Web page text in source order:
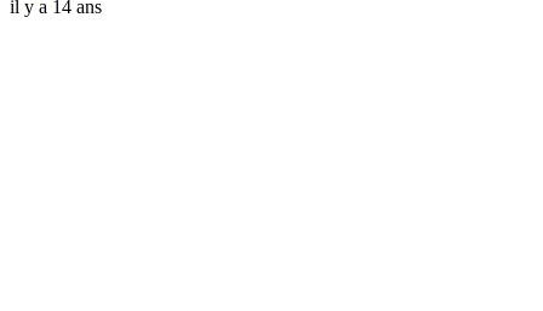
il y a 14 ans